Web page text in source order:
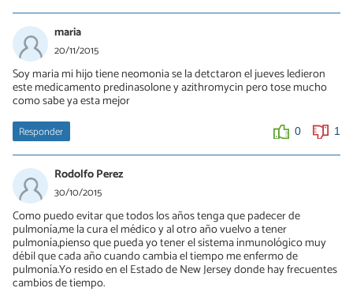
05/04/2016
Sí Mirian, la verdad es que tiene muchas propiedades curativas, si
quieres conocerlas todas aquí te pasamos un enlace con un
artículo sobre este tema:
http://salud.uncomo.com/articulo/cuales-son-las-propiedades-
del-jengibre-15421.html
0 1
maria
20/11/2015
Soy maria mi hijo tiene neomonia se la detctaron el jueves ledieron
este medicamento predinasolone y azithromycin pero tose mucho
como sabe ya esta mejor
Responder 0 1
Rodolfo Perez
30/10/2015
Como puedo evitar que todos los años tenga que padecer de
pulmonía,me la cura el médico y al otro año vuelvo a tener
pulmonía,pienso que pueda yo tener el sistema inmunológico muy
débil que cada año cuando cambia el tiempo me enfermo de
pulmonía.Yo resido en el Estado de New Jersey donde hay frecuentes
cambios de tiempo.